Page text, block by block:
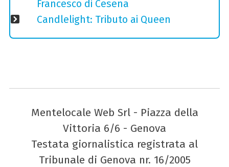
Francesco di Cesena
Candlelight: Tributo ai Queen
Mentelocale Web Srl - Piazza della
Vittoria 6/6 - Genova
Testata giornalistica registrata al
Tribunale di Genova nr. 16/2005